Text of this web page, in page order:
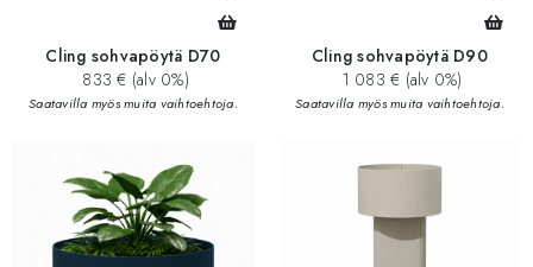
Cling sohvapöytä D70
833 € (alv 0%)
Saatavilla myös muita vaihtoehtoja.
Cling sohvapöytä D90
1 083 € (alv 0%)
Saatavilla myös muita vaihtoehtoja.